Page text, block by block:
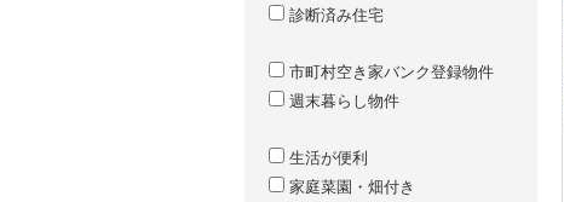
診断済み住宅
市町村空き家バンク登録物件
週末暮らし物件
生活が便利
家庭菜園・畑付き